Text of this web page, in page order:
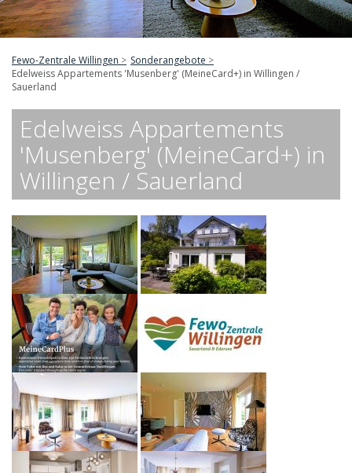
Fewo-Zentrale Willingen
Sonderangebote
Edelweiss Appartements 'Musenberg' (MeineCard+) in Willingen /
Sauerland
Edelweiss Appartements
'Musenberg' (MeineCard+) in
Willingen / Sauerland